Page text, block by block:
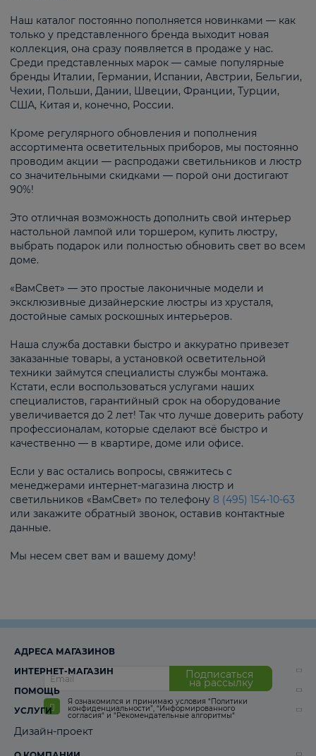
Наш каталог постоянно пополняется новинками — как
только у представленного бренда выходит новая
коллекция, она сразу появляется в продаже у нас.
Среди представленных марок — самые популярные
бренды Италии, Германии, Испании, Австрии, Бельгии,
Чехии, Польши, Дании, Швеции, Франции, Турции,
США, Китая и, конечно, России.
Кроме регулярного обновления и пополнения
ассортимента осветительных приборов, мы постоянно
проводим акции — распродажи светильников и люстр
со значительными скидками — порой они достигают
90%!
Это отличная возможность дополнить свой интерьер
настольной лампой или торшером, купить люстру,
выбрать подарок или полностью обновить свет во всем
доме.
«ВамСвет» — это простые лаконичные модели и
эксклюзивные дизайнерские люстры из хрусталя,
достойные самых роскошных интерьеров.
Наша служба доставки быстро и аккуратно привезет
заказанные товары, а установкой осветительной
техники займутся специалисты службы монтажа.
Кстати, если воспользоваться услугами наших
специалистов, гарантийный срок на оборудование
увеличивается до 2 лет! Так что лучше доверить работу
профессионалам, которые сделают всё быстро и
качественно — в квартире, доме или офисе.
Если у вас остались вопросы, свяжитесь с
менеджерами интернет-магазина люстр и
светильников «ВамСвет» по телефону 8 (495) 154-10-63
или закажите обратный звонок, оставив контактные
данные.
Мы несем свет вам и вашему дому!
Подписаться
на рассылку
Я ознакомился и принимаю условия “Политики
конфиденциальности”, “Информированного
согласия“ и “Рекомендательные алгоритмы“
АДРЕСА МАГАЗИНОВ
ИНТЕРНЕТ-МАГАЗИН
ПОМОЩЬ
УСЛУГИ
Дизайн-проект